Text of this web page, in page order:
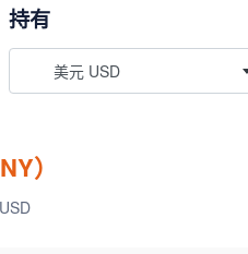
持有
美元 USD
）